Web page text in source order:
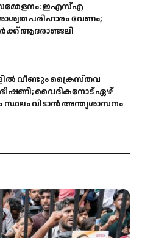
ഇഎസ്എ
പരിഹാരം വേണം;
ആദരാഞ്ജലി
വീണ്ടും ക്രൈസ്തവ
വൈദികനോട് ഏഴ്
സ്ഥലം വിടാൻ അന്ത്യശാസനം